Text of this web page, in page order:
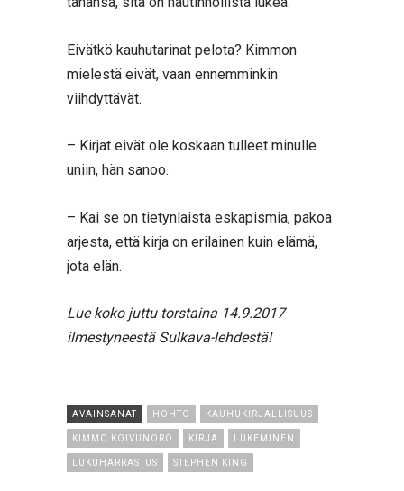
Eivätkö kauhutarinat pelota? Kimmon
mielestä eivät, vaan ennemminkin
viihdyttävät.
– Kirjat eivät ole koskaan tulleet minulle
uniin, hän sanoo.
– Kai se on tietynlaista eskapismia, pakoa
arjesta, että kirja on erilainen kuin elämä,
jota elän.
Lue koko juttu torstaina 14.9.2017
ilmestyneestä Sulkava-lehdestä!
AVAINSANAT HOHTO KAUHUKIRJALLISUUS
KIMMO KOIVUNORO KIRJA LUKEMINEN
LUKUHARRASTUS STEPHEN KING